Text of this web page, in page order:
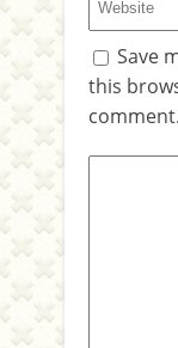
Save
this
comment.